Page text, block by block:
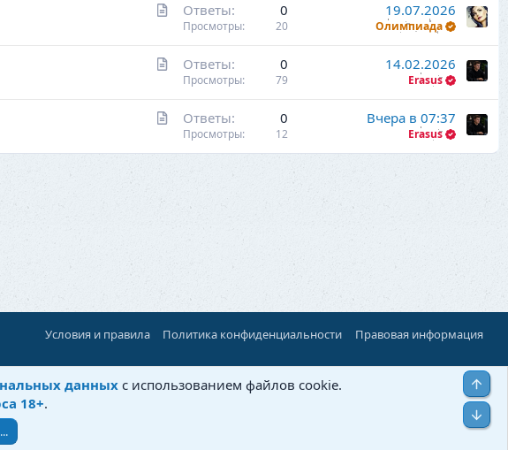
Ответы 0
Просмотры 20
19.07.2026
Олимпиада
я
Ответы 0
Просмотры 79
14.02.2026
Erasus
а
Ответы 0
Просмотры 12
Вчера в 07:37
Erasus
Условия и правила Политика конфиденциальности Правовая информация
данныхс использованием файлов cookie.
18+.